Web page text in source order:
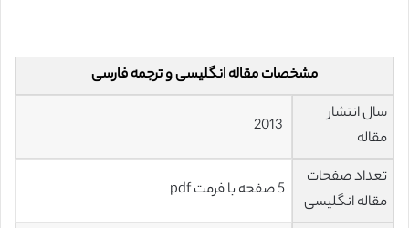
مشخصات مقاله انگلیسی و ترجمه فارسی
سال انتشار
مقاله
تعداد صفحات
مقاله انگلیسی
5 صفحه با فرمت pdf